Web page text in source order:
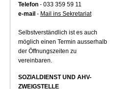
Telefon- 033 359 59 11
e-mail - Mail ins Sekretariat
Selbstverständlich ist es auch
möglich einen Termin ausserhalb
der Öffnungszeiten zu
vereinbaren.
SOZIALDIENST UND AHV-
ZWEIGSTELLE